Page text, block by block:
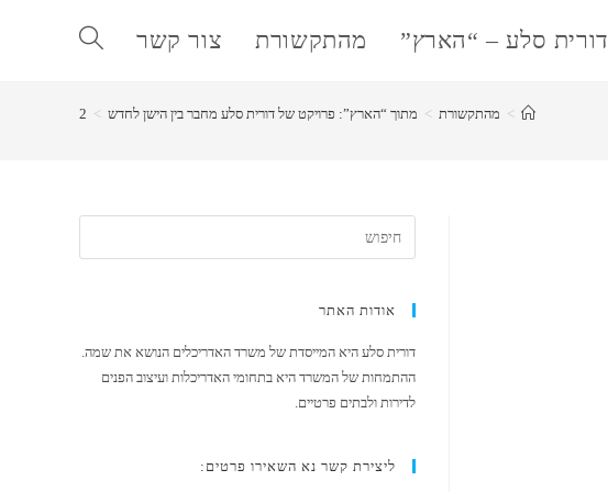
דורית סלע – “הארץ” מהתקשורת צור קשר Toggle
website > מהתקשורת > מתוך “הארץ”: פרויקט של דורית סלע מחבר בין הישן לחדש >
2
אודות האתר
דורית סלע היא המייסדת של משרד האדריכלים הנושא את שמה.
ההתמחות של המשרד היא בתחומי האדריכלות ועיצוב הפנים
לדירות ולבתים פרטיים.
ליצירת קשר נא השאירו פרטים: